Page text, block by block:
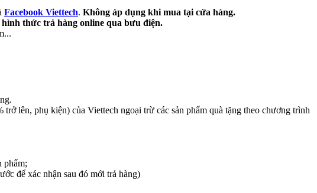
Facebook Viettech. Không áp dụng khi mua tại cửa hàng.
thức trả hàng online qua bưu điện.
lên, phụ kiện) của Viettech ngoại trừ các sản phẩm quà tặng theo chương trình
phẩm;
để xác nhận sau đó mới trả hàng)